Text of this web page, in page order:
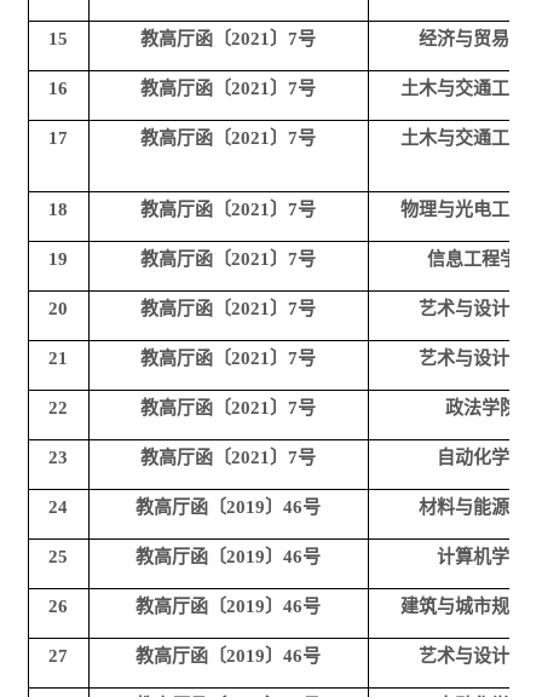
15 教高厅函〔2021〕7号 经济与贸易学
16 教高厅函〔2021〕7号 土木与交通工程
17 教高厅函〔2021〕7号 土木与交通工程
18 教高厅函〔2021〕7号 物理与光电工程
19 教高厅函〔2021〕7号 信息工程学院
20 教高厅函〔2021〕7号 艺术与设计学
21 教高厅函〔2021〕7号 艺术与设计学
22 教高厅函〔2021〕7号 政法学院
23 教高厅函〔2021〕7号 自动化学院
24 教高厅函〔2019〕46号 材料与能源学
25 教高厅函〔2019〕46号 计算机学院
26 教高厅函〔2019〕46号 建筑与城市规划
27 教高厅函〔2019〕46号 艺术与设计学